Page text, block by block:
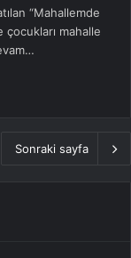
“Mahallemde
çocukları mahalle
Sonraki sayfa